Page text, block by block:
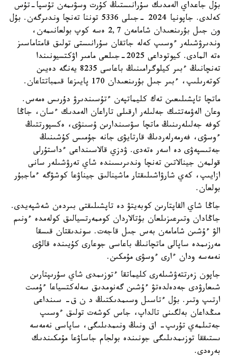
بۇل جاعداي الەمدىك سۇرانىستىڭ كۇرت وسۋىمەن تۇسپا-تۇس
كەلدى. جاپونيا 2024 -جىلى 5336 توننا تەنچا وندىرگەن. بۇل
ون جىل بۇرىنعىدان شامامەن 2,7 ەسە كوپ بولعانىمەن،
وندىرۋشىلەر ءوسىپ كەلە جاتقان سۇرانىستى تولىق قامتاماسىز
ەتە المادى. كيوتوداعى 2025-جىلعى مامىر اۋكتسيونىندا
تەنچانىڭ ءبىر كيلوگرامىنىڭ باعاسى 8235 يەنگە دەيىن
كوتەرىلىپ، ءبىر جىل بۇرىنعىدان 170 پايىزعا قىمباتتاعان.
ماتچا تاپشىلىعىن تەك كليماتپەن ءتۇسىندىرۋ دۇرىس ەمەس.
وعان الەۋمەتتىك جەلىلەر ارقىلى تاراعان الەمدىك ءسان، جاڭا
كوفە جەلىلەرىنىڭ ماتچا سۋسىندارىن ۇسىنۋى، ەكسپورتتىڭ
ءوسۋى، فەرمەرلەردىڭ قارتايۋى جانە جۇمىس كۇشىنىڭ
جەتىسپەۋى دە اسەر ەتەدى. ۋدزي قالاسىنداعى ءداستۇرلى
قولمەن جينالاتىن تەنچا وندىرىسىندە شاي تەرۋشىلەر سانى
ازايىپ، كەي شارۋاشىلىقتار ماشينالىق جيناۋعا كوشۋگە ءماجبۇر
بولعان.
جاڭا شاي القاپتارىن كوبەيتۋ دە تاپشىلىقتى بىردەن شەشپەيدى.
جاڭادان وتىرعىزىلعان بۇتالاردان كوممەرتسيالىق كولەمدە ءونىم
الۋ ءۇشىن شامامەن بەس جىل قاجەت. سوندىقتان قىسقا
مەرزىمدە ساپالى ماتچانىڭ باعاسى جوعارى كۇيىندە قالۋى
نەمەسە ودان ءارى ءوسۋى مۇمكىن.
جاپون زەرتتەۋشىلەرى كليماتقا ءتوزىمدى شاي سۇرىپتارىن
شىعارۋدى جەدەلدەتۋ ءۇشىن گەنومدىق سەلەكتسياعا ءۇمىت
ارتىپ وتىر. بۇل ءتاسىل وسىمدىكتىڭ د ن ق- سىنداعى
مىڭداعان بەلگىنى تالداپ، جاس كوشەت تولىق ءوسىپ
جەتىلمەي تۇرىپ- اق ونىڭ ونىمدىلىگى، ساپاسى نەمەسە
ىستىققا توزىمدىلىگى جونىندە بولجام جاساۋعا مۇمكىندىك
بەرەدى.